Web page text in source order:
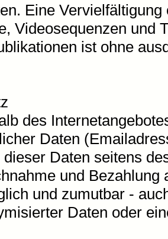
Eine
Videosequenzen und
ist ohne
des
Daten
Daten seitens
und
und zumutbar -
Daten oder